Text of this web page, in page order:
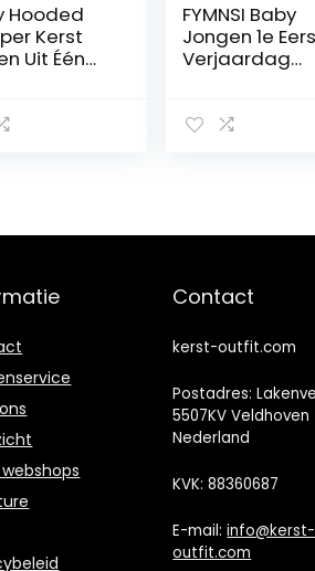
Hooded
Kerst
Uit Één
FYMNSI Baby
Jongen 1e
Verjaardag
Mouw Strikje
Bruiloft Pak
Contact
kerst-outfit.com
Postadres:
5507KV Veldhoven
Nederland
KVK: 88360687
E-mail:info@kerst-
outfit.com